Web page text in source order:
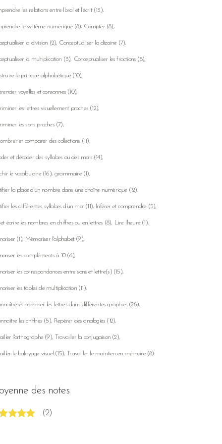
les relations entre l'oral et l'écrit(13)
le système numérique(8) Compter(8)
la division (2) Conceptualiser la dizaine(7)
la multiplication (3) Conceptualiser les fractions (8)
le principe alphabétique(10)
voyelles et consonnes (10)
les lettres visuellement proches (12)
les sons proches(7)
et comparer des collections (11)
et décoder des syllabes ou des mots(14)
le vocabulaire(16) grammaire(1)
la place d'un nombre dans une chaîne numérique(12)
les différentes syllabes d'un mot(11) Inférer et comprendre(5)
écrire les nombres en chiffres ou en lettres (8) Lire l'heure(1)
(1) Mémoriser l'alphabet(9)
les compléments à 10(6)
les correspondances entre sons et lettre(s)(15)
les tables de multiplication(11)
et nommer les lettres dans différentes graphies (26)
les chiffres (5) Repérer des analogies (12)
l'orthographe(9) Travailler la conjugaison (2)
le balayage visuel (15) Travailler le maintien en mémoire(8)
des notes
(2)